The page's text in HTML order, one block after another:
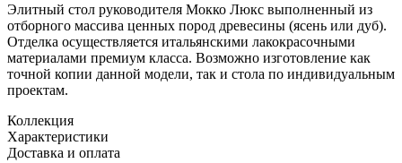
Элитный стол руководителя Мокко Люкс выполненный из
отборного массива ценных пород древесины (ясень или дуб).
Отделка осуществляется итальянскими лакокрасочными
материалами премиум класса. Возможно изготовление как
точной копии данной модели, так и стола по индивидуальным
проектам.
Коллекция
Характеристики
Доставка и оплата